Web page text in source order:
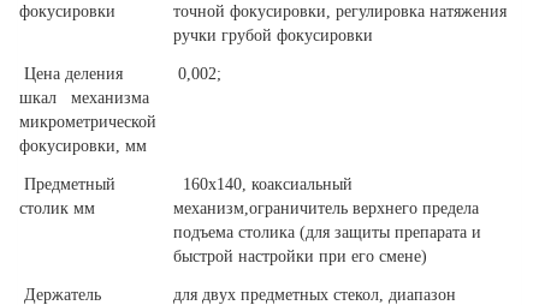
фокусировки
точной фокусировки, регулировка натяжения
ручки грубой фокусировки
Цена деления
шкал механизма
микрометрической
фокусировки, мм
0,002;
Предметный
столик мм
160х140, коаксиальный
механизм,ограничитель верхнего предела
подъема столика (для защиты препарата и
быстрой настройки при его смене)
Держатель
для двух предметных стекол, диапазон